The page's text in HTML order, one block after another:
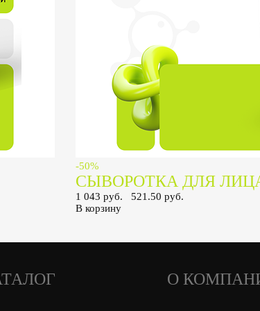
-50%
СЫВОРОТКА ДЛЯ ЛИЦА
1 043 руб.
521.50 руб.
В корзину
О